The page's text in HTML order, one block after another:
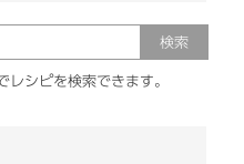
シピを検索できます。